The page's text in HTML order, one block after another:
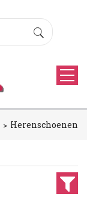
Herenschoenen